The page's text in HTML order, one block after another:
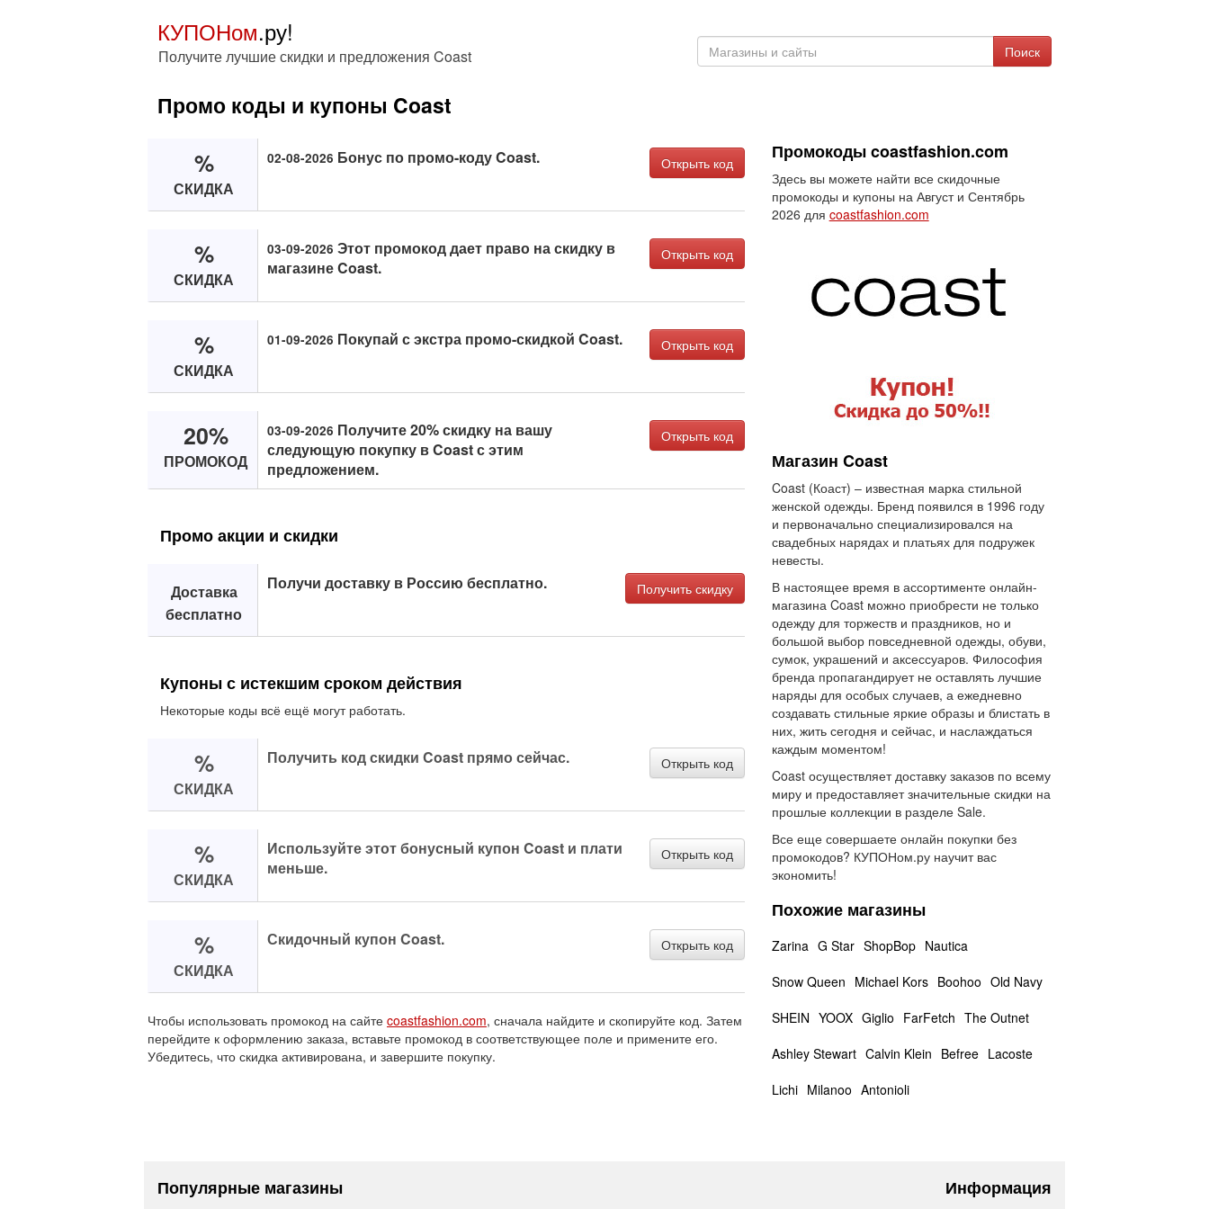
КУПОНом.ру!
Получите лучшие скидки и предложения Coast Поиск
Промо коды и купоны Coast
%
СКИДКА
02-08-2026 Бонус по промо-коду Coast. Открыть код
%
СКИДКА
03-09-2026 Этот промокод дает право на скидку в
магазине Coast.
Открыть код
%
СКИДКА
01-09-2026 Покупай с экстра промо-скидкой Coast. Открыть код
20%
ПРОМОКОД
03-09-2026 Получите 20% скидку на вашу
следующую покупку в Coast с этим
предложением.
Открыть код
Промо акции и скидки
Доставка
бесплатно
Получи доставку в Россию бесплатно. Получить скидку
Купоны с истекшим сроком действия
Некоторые коды всё ещё могут работать.
%
СКИДКА
Получить код скидки Coast прямо сейчас. Открыть код
%
СКИДКА
Используйте этот бонусный купон Coast и плати
меньше.
Открыть код
%
СКИДКА
Скидочный купон Coast. Открыть код
Чтобы использовать промокод на сайте coastfashion.com, сначала найдите и скопируйте код. Затем
перейдите к оформлению заказа, вставьте промокод в соответствующее поле и примените его.
Убедитесь, что скидка активирована, и завершите покупку.
Промокоды coastfashion.com
Здесь вы можете найти все скидочные
промокоды и купоны на Август и Сентябрь
2026 для coastfashion.com
Магазин Coast
Coast (Коаст) – известная марка стильной
женской одежды. Бренд появился в 1996 году
и первоначально специализировался на
свадебных нарядах и платьях для подружек
невесты.
В настоящее время в ассортименте онлайн-
магазина Coast можно приобрести не только
одежду для торжеств и праздников, но и
большой выбор повседневной одежды, обуви,
сумок, украшений и аксессуаров. Философия
бренда пропагандирует не оставлять лучшие
наряды для особых случаев, а ежедневно
создавать стильные яркие образы и блистать в
них, жить сегодня и сейчас, и наслаждаться
каждым моментом!
Coast осуществляет доставку заказов по всему
миру и предоставляет значительные скидки на
прошлые коллекции в разделе Sale.
Все еще совершаете онлайн покупки без
промокодов? КУПОНом.ру научит вас
экономить!
Похожие магазины
Zarina G Star ShopBop Nautica
Snow Queen Michael Kors Boohoo Old Navy
SHEIN YOOX Giglio FarFetch The Outnet
Ashley Stewart Calvin Klein Befree Lacoste
Lichi Milanoo Antonioli
Популярные магазины Информация